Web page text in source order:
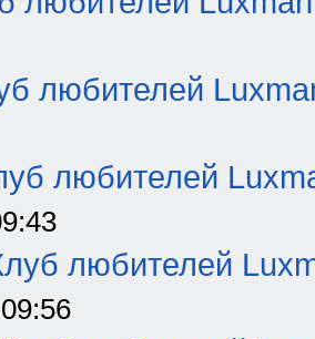
любителей
любителей
любителей